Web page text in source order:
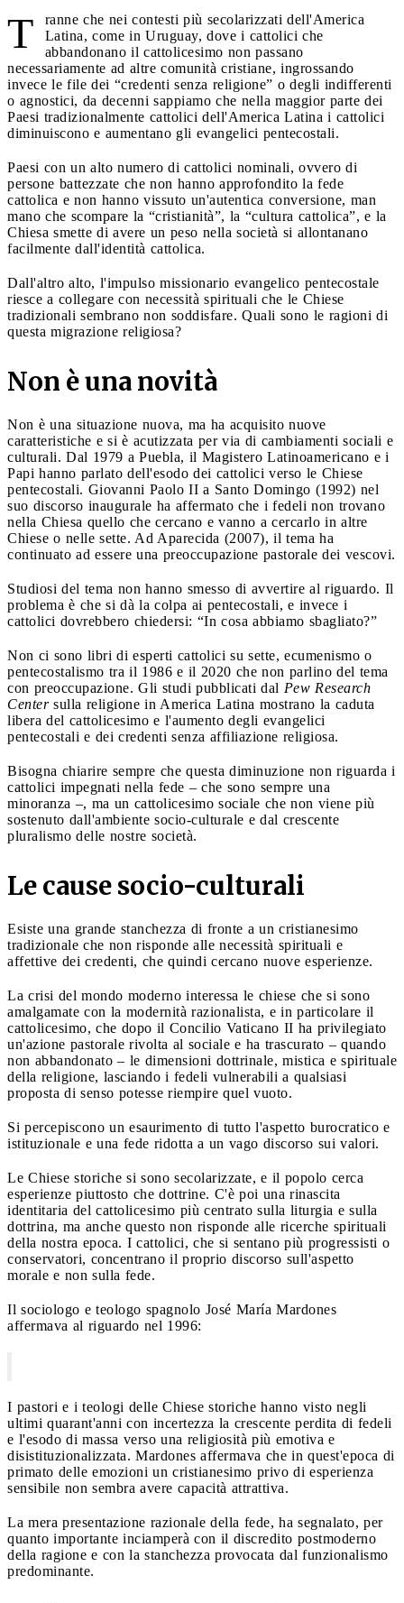
T
ranne che nei contesti più secolarizzati dell'America
Latina, come in Uruguay, dove i cattolici che
abbandonano il cattolicesimo non passano
necessariamente ad altre comunità cristiane, ingrossando
invece le file dei “credenti senza religione” o degli indifferenti
o agnostici, da decenni sappiamo che nella maggior parte dei
Paesi tradizionalmente cattolici dell'America Latina i cattolici
diminuiscono e aumentano gli evangelici pentecostali.
Paesi con un alto numero di cattolici nominali, ovvero di
persone battezzate che non hanno approfondito la fede
cattolica e non hanno vissuto un'autentica conversione, man
mano che scompare la “cristianità”, la “cultura cattolica”, e la
Chiesa smette di avere un peso nella società si allontanano
facilmente dall'identità cattolica.
Dall'altro alto, l'impulso missionario evangelico pentecostale
riesce a collegare con necessità spirituali che le Chiese
tradizionali sembrano non soddisfare. Quali sono le ragioni di
questa migrazione religiosa?
Non è una novità
Non è una situazione nuova, ma ha acquisito nuove
caratteristiche e si è acutizzata per via di cambiamenti sociali e
culturali. Dal 1979 a Puebla, il Magistero Latinoamericano e i
Papi hanno parlato dell'esodo dei cattolici verso le Chiese
pentecostali. Giovanni Paolo II a Santo Domingo (1992) nel
suo discorso inaugurale ha affermato che i fedeli non trovano
nella Chiesa quello che cercano e vanno a cercarlo in altre
Chiese o nelle sette. Ad Aparecida (2007), il tema ha
continuato ad essere una preoccupazione pastorale dei vescovi.
Studiosi del tema non hanno smesso di avvertire al riguardo. Il
problema è che si dà la colpa ai pentecostali, e invece i
cattolici dovrebbero chiedersi: “In cosa abbiamo sbagliato?”
Non ci sono libri di esperti cattolici su sette, ecumenismo o
pentecostalismo tra il 1986 e il 2020 che non parlino del tema
con preoccupazione. Gli studi pubblicati dal Pew Research
Centersulla religione in America Latina mostrano la caduta
libera del cattolicesimo e l'aumento degli evangelici
pentecostali e dei credenti senza affiliazione religiosa.
Bisogna chiarire sempre che questa diminuzione non riguarda i
cattolici impegnati nella fede – che sono sempre una
minoranza –, ma un cattolicesimo sociale che non viene più
sostenuto dall'ambiente socio-culturale e dal crescente
pluralismo delle nostre società.
Le cause socio-culturali
Esiste una grande stanchezza di fronte a un cristianesimo
tradizionale che non risponde alle necessità spirituali e
affettive dei credenti, che quindi cercano nuove esperienze.
La crisi del mondo moderno interessa le chiese che si sono
amalgamate con la modernità razionalista, e in particolare il
cattolicesimo, che dopo il Concilio Vaticano II ha privilegiato
un'azione pastorale rivolta al sociale e ha trascurato – quando
non abbandonato – le dimensioni dottrinale, mistica e spirituale
della religione, lasciando i fedeli vulnerabili a qualsiasi
proposta di senso potesse riempire quel vuoto.
Si percepiscono un esaurimento di tutto l'aspetto burocratico e
istituzionale e una fede ridotta a un vago discorso sui valori.
Le Chiese storiche si sono secolarizzate, e il popolo cerca
esperienze piuttosto che dottrine. C'è poi una rinascita
identitaria del cattolicesimo più centrato sulla liturgia e sulla
dottrina, ma anche questo non risponde alle ricerche spirituali
della nostra epoca. I cattolici, che si sentano più progressisti o
conservatori, concentrano il proprio discorso sull'aspetto
morale e non sulla fede.
Il sociologo e teologo spagnolo José María Mardones
affermava al riguardo nel 1996:
I pastori e i teologi delle Chiese storiche hanno visto negli
ultimi quarant'anni con incertezza la crescente perdita di fedeli
e l'esodo di massa verso una religiosità più emotiva e
disistituzionalizzata. Mardones affermava che in quest'epoca di
primato delle emozioni un cristianesimo privo di esperienza
sensibile non sembra avere capacità attrattiva.
La mera presentazione razionale della fede, ha segnalato, per
quanto importante inciamperà con il discredito postmoderno
della ragione e con la stanchezza provocata dal funzionalismo
predominante.